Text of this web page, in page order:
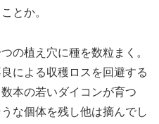
とか。
の植え穴に種を数粒まく。
による収穫ロスを回避する
本の若いダイコンが育つ
な個体を残し他は摘んでし